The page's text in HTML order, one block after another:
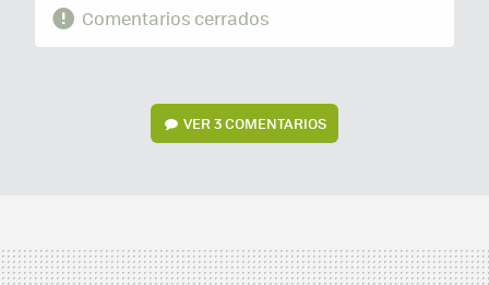
Comentarios cerrados
VER3 COMENTARIOS